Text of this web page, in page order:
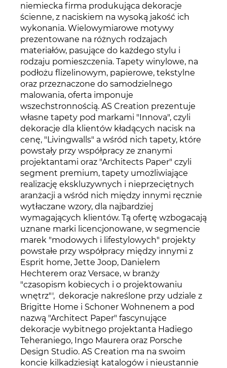
niemiecka firma produkująca dekoracje
ścienne, z naciskiem na wysoką jakość ich
wykonania. Wielowymiarowe motywy
prezentowane na różnych rodzajach
materiałów, pasujące do każdego stylu i
rodzaju pomieszczenia. Tapety winylowe, na
podłożu flizelinowym, papierowe, tekstylne
oraz przeznaczone do samodzielnego
malowania, oferta imponuje
wszechstronnością. AS Creation prezentuje
własne tapety pod markami "Innova", czyli
dekoracje dla klientów kładących nacisk na
cenę, "Livingwalls" a wśród nich tapety, które
powstały przy współpracy ze znanymi
projektantami oraz "Architects Paper" czyli
segment premium, tapety umożliwiające
realizację ekskluzywnych i nieprzeciętnych
aranżacji a wśród nich między innymi ręcznie
wytłaczane wzory, dla najbardziej
wymagających klientów. Tą ofertę wzbogacają
uznane marki licencjonowane, w segmencie
marek "modowych i lifestylowych" projekty
powstałe przy współpracy między innymi z
Esprit home, Jette Joop, Danielem
Hechterem oraz Versace, w branży
"czasopism kobiecych i o projektowaniu
wnętrz"', dekoracje nakreślone przy udziale z
Brigitte Home i Schoner Wohnenem a pod
nazwą "Architect Paper" fascynujące
dekoracje wybitnego projektanta Hadiego
Teheraniego, Ingo Maurera oraz Porsche
Design Studio. AS Creation ma na swoim
koncie kilkadziesiąt katalogów i nieustannie